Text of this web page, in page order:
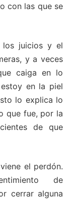
con las que se
los juicios y el
y a veces
caiga en lo
en la piel
lo explica lo
que fue, por la
de que
el perdón.
de
cerrar alguna